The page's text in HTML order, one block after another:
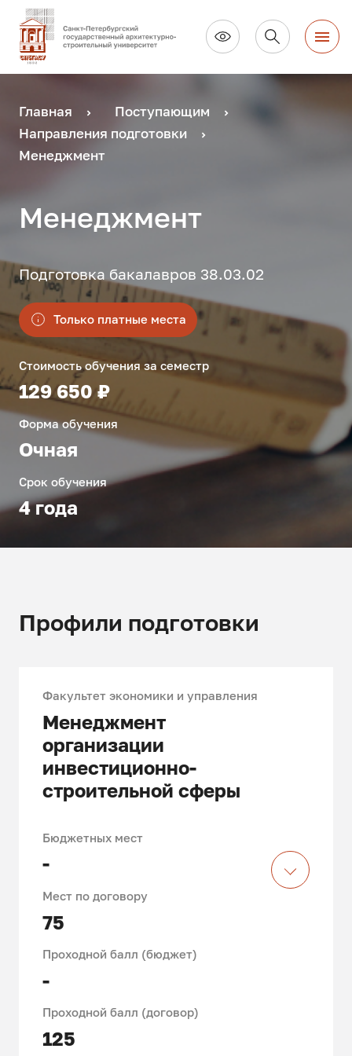
Главная
Поступающим
Направления подготовки
Менеджмент
Менеджмент
Подготовка бакалавров 38.03.02
Только платные места
Стоимость обучения за семестр
129 650 ₽
Форма обучения
Очная
Срок обучения
4 года
Профили подготовки
Факультет экономики и управления
Менеджмент
организации
инвестиционно-
строительной сферы
Бюджетных мест
-
Мест по договору
75
Проходной балл (бюджет)
-
Проходной балл (договор)
125